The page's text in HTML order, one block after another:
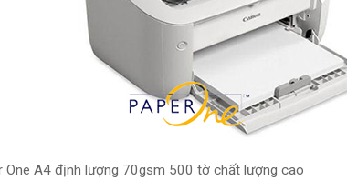
One A4 định lượng 70gsm 500 tờ chất lượng cao